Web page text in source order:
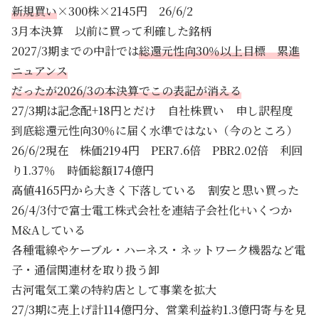
新規買い×300株×2145円 26/6/2
3月本決算 以前に買って利確した銘柄
2027/3期までの中計では総還元性向30％以上目標 累進
ニュアンス
だったが2026/3の本決算でこの表記が消える
27/3期は記念配+18円とだけ 自社株買い 申し訳程度
到底総還元性向30％に届く水準ではない（今のところ）
26/6/2現在 株価2194円 PER7.6倍 PBR2.02倍 利回
り1.37％ 時価総額174億円
高値4165円から大きく下落している 割安と思い買った
26/4/3付で富士電工株式会社を連結子会社化+いくつか
M&Aしている
各種電線やケーブル・ハーネス・ネットワーク機器など電
子・通信関連材を取り扱う卸
古河電気工業の特約店として事業を拡大
27/3期に売上げ計114億円分、営業利益約1.3億円寄与を見